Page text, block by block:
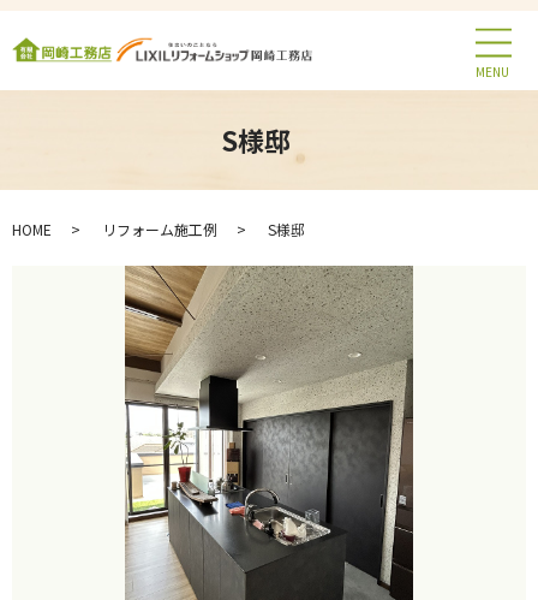
MENU
S様邸
HOME リフォーム施工例 S様邸